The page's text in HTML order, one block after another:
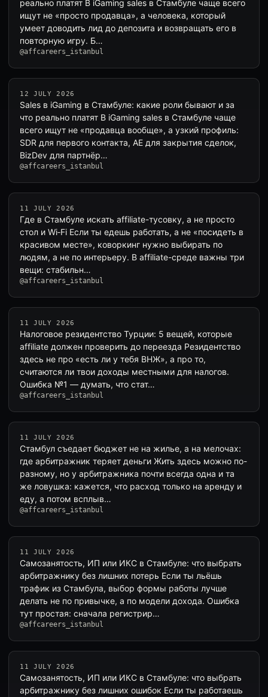
реально платят В iGaming sales в Стамбуле чаще всего
ищут не «просто продавца», а человека, который
умеет доводить лид до депозита и возвращать его в
повторную игру. Б…
@affcareers_istanbul
12 JULY 2026
Sales в iGaming в Стамбуле: какие роли бывают и за
что реально платят В iGaming sales в Стамбуле чаще
всего ищут не «продавца вообще», а узкий профиль:
SDR для первого контакта, AE для закрытия сделок,
BizDev для партнёр…
@affcareers_istanbul
11 JULY 2026
Где в Стамбуле искать affiliate-тусовку, а не просто
стол и Wi‑Fi Если ты едешь работать, а не «посидеть в
красивом месте», коворкинг нужно выбирать по
людям, а не по интерьеру. В affiliate-среде важны три
вещи: стабильн…
@affcareers_istanbul
11 JULY 2026
Налоговое резидентство Турции: 5 вещей, которые
affiliate должен проверить до переезда Резидентство
здесь не про «есть ли у тебя ВНЖ», а про то,
считаются ли твои доходы местными для налогов.
Ошибка №1 — думать, что стат…
@affcareers_istanbul
11 JULY 2026
Стамбул съедает бюджет не на жилье, а на мелочах:
где арбитражник теряет деньги Жить здесь можно по-
разному, но у арбитражника почти всегда одна и та
же ловушка: кажется, что расход только на аренду и
еду, а потом всплыв…
@affcareers_istanbul
11 JULY 2026
Самозанятость, ИП или ИКС в Стамбуле: что выбрать
арбитражнику без лишних потерь Если ты льёшь
трафик из Стамбула, выбор формы работы лучше
делать не по привычке, а по модели дохода. Ошибка
тут простая: сначала регистрир…
@affcareers_istanbul
11 JULY 2026
Самозанятость, ИП или ИКС в Стамбуле: что выбрать
арбитражнику без лишних ошибок Если ты работаешь